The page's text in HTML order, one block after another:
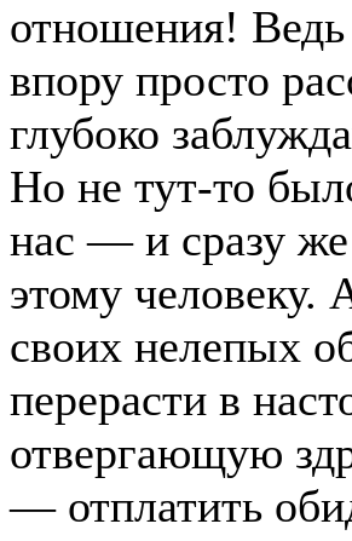
отношения! Ведь
впору просто
глубоко
Но не тут-то
нас — и сразу
этому человеку.
своих нелепых
перерасти в
отвергающую
— отплатить